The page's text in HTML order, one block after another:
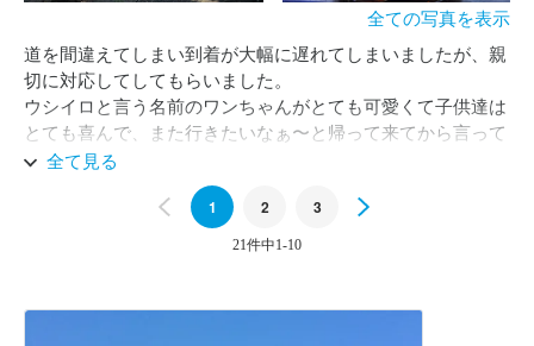
全ての写真を表示
道を間違えてしまい到着が大幅に遅れてしまいましたが、親
切に対応してしてもらいました。
ウシイロと言う名前のワンちゃんがとても可愛くて子供達は
とても喜んで、また行きたいなぁ〜と帰って来てから言って
います。
バスの中もとても素敵で、梅ソーダ、アイスココア、チャ
イ、ビール、ハイボールとっても美味しかったです。
全て見る
Previous
1 2 3
21件中1-10